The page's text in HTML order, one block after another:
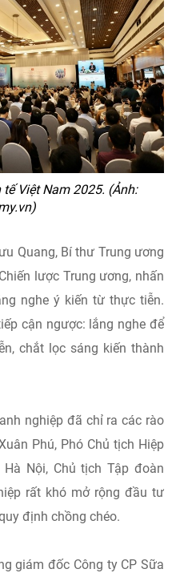
Việt Nam 2025. (Ảnh:
Quang, Bí thư Trung ương
lược Trung ương, nhấn
nghe ý kiến từ thực tiễn.
cận ngược: lắng nghe để
chắt lọc sáng kiến thành
nghiệp đã chỉ ra các rào
Phú, Phó Chủ tịch Hiệp
Nội, Chủ tịch Tập đoàn
rất khó mở rộng đầu tư
định chồng chéo.
giám đốc Công ty CP Sữa